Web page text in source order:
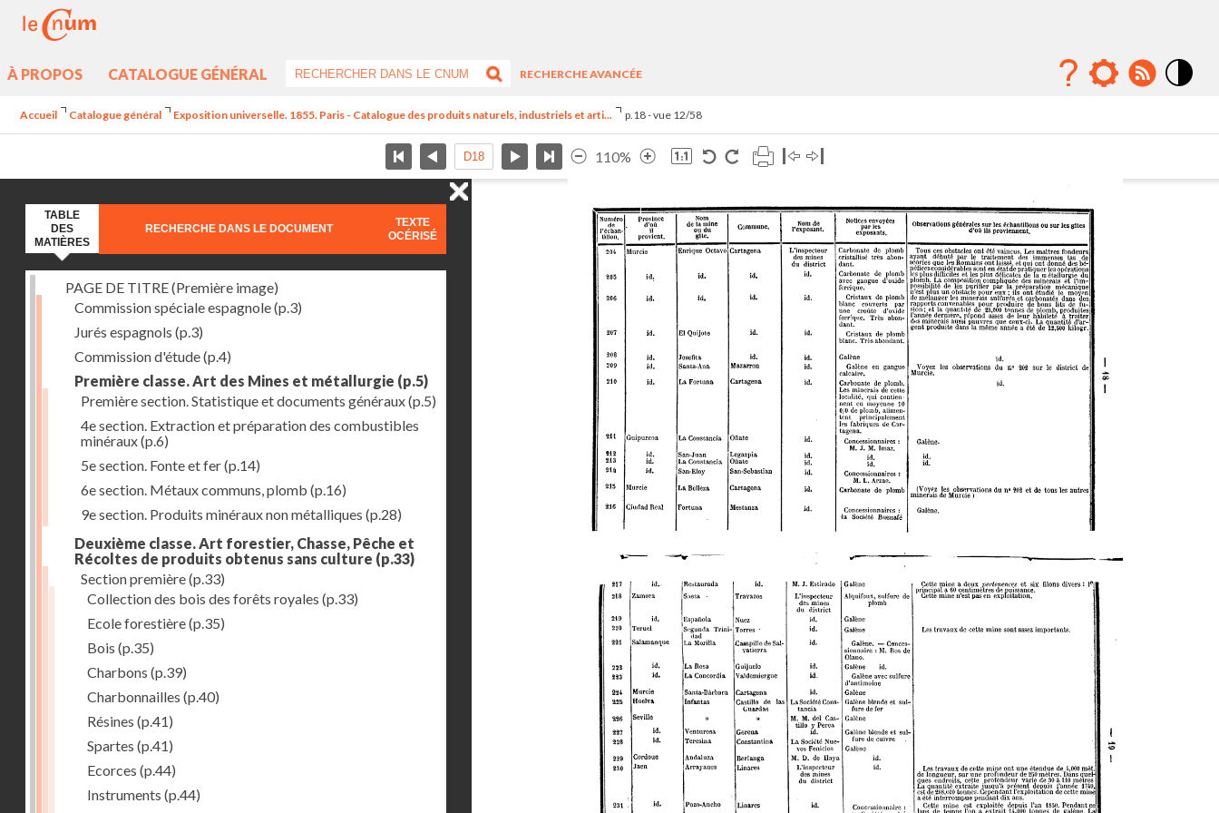
À PROPOS CATALOGUE GÉNÉRAL
RECHERCHE AVANCÉE
Accueil Catalogue général Exposition universelle. 1855. Paris - Catalogue des produits naturels, industriels et arti... p.18 - vue 12/58
110%
TABLE
DES
MATIÈRES
RECHERCHE DANS LE DOCUMENT
TEXTE
OCÉRISÉ
PAGE DE TITRE (Première image)
Commission spéciale espagnole(p.3)
Jurés espagnols (p.3)
Commission d'étude(p.4)
Première classe. Art des Mines et métallurgie (p.5)
Première section. Statistique et documents généraux(p.5)
4e section. Extraction et préparation des combustibles
minéraux(p.6)
5e section. Fonte et fer(p.14)
6e section. Métaux communs, plomb (p.16)
9e section. Produits minéraux non métalliques (p.28)
Deuxième classe. Art forestier, Chasse, Pêche et
Récoltes de produits obtenus sans culture (p.33)
Section première(p.33)
Collection des bois des forêts royales (p.33)
Ecole forestière(p.35)
Bois (p.35)
Charbons (p.39)
Charbonnailles (p.40)
Résines (p.41)
Spartes (p.41)
Ecorces (p.44)
Instruments (p.44)